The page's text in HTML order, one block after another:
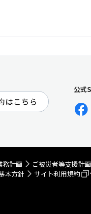
はこちら
公式
務計画
ご被災者等支援計画
本方針
サイト利用規約